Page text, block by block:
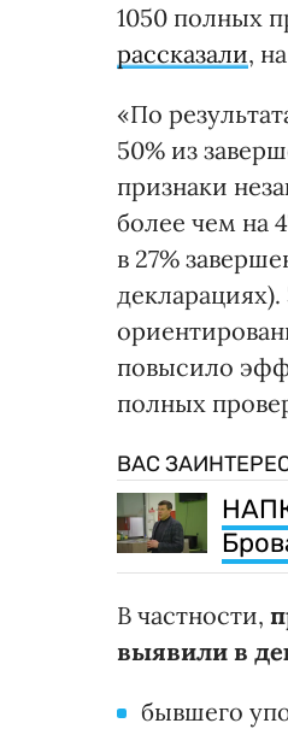
1050 полных
рассказали,
«По
50% из
признаки
более чем на
в 27%
повысило
полных
ВАС
В частности,
выявили в
бывшего